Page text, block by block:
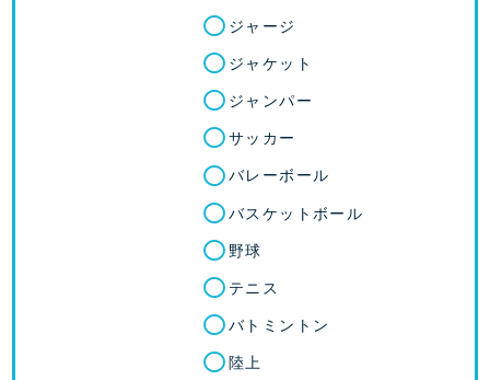
ジャージ
ジャケット
ジャンパー
サッカー
バレーボール
バスケットボール
野球
テニス
バトミントン
陸上